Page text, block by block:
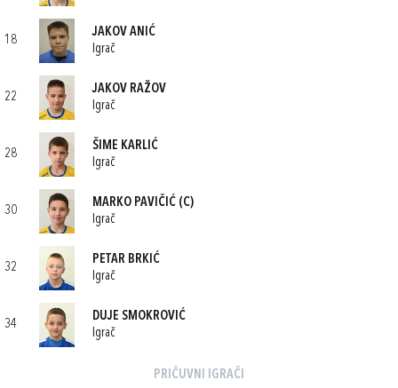
18
JAKOV ANIĆ
Igrač
22
JAKOV RAŽOV
Igrač
28
ŠIME KARLIĆ
Igrač
30
MARKO PAVIČIĆ (C)
Igrač
32
PETAR BRKIĆ
Igrač
34
DUJE SMOKROVIĆ
Igrač
PRIČUVNI IGRAČI